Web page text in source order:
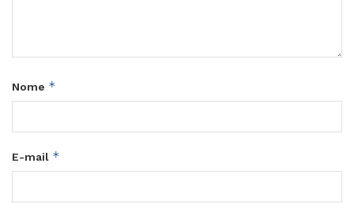
Nome *
E-mail *